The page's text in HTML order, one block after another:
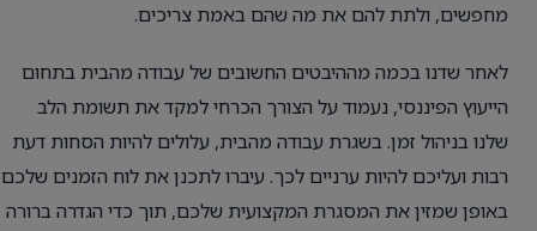
מחפשים, ולתת להם את מה שהם באמת צריכים.
לאחר שדנו בכמה מההיבטים החשובים של עבודה מהבית בתחום
הייעוץ הפיננסי, נעמוד על הצורך הכרחי למקד את תשומת הלב
שלנו בניהול זמן. בשגרת עבודה מהבית, עלולים להיות הסחות דעת
רבות ועליכם להיות ערניים לכך. עיברו לתכנן את לוח הזמנים שלכם
באופן שמזין את המסגרת המקצועית שלכם, תוך כדי הגדרה ברורה